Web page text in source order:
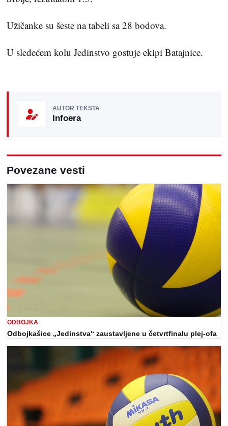
Užičanke su šeste na tabeli sa 28 bodova.
U sledećem kolu Jedinstvo gostuje ekipi Batajnice.
AUTOR TEKSTA
Infoera
Povezane vesti
ODBOJKA
Odbojkašice „Jedinstva“ zaustavljene u četvrtfinalu plej-ofa